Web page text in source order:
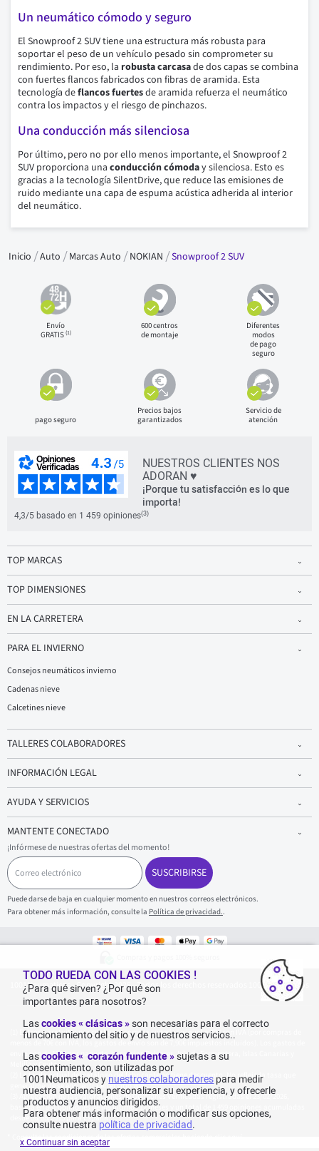
Un neumático cómodo y seguro
El Snowproof 2 SUV tiene una estructura más robusta para
soportar el peso de un vehículo pesado sin comprometer su
rendimiento. Por eso, la robusta carcasade dos capas se combina
con fuertes flancos fabricados con fibras de aramida. Esta
tecnología deflancos fuertesde aramida refuerza el neumático
contra los impactos y el riesgo de pinchazos.
Una conducción más silenciosa
Por último, pero no por ello menos importante, el Snowproof 2
SUV proporciona una conducción cómoday silenciosa. Esto es
gracias a la tecnología SilentDrive, que reduce las emisiones de
ruido mediante una capa de espuma acústica adherida al interior
del neumático.
Inicio Auto Marcas Auto NOKIAN Snowproof 2 SUV
Envío
GRATIS(1)
600 centros
de montaje
Diferentes
modos
de pago
seguro
pago seguro
Precios bajos
garantizados
Servicio de
atención
NUESTROS CLIENTES NOS
ADORAN ♥
¡Porque tu satisfacción es lo que
importa!
4,3/5 basado en 1 459 opiniones(3)
TOP MARCAS
TOP DIMENSIONES
EN LA CARRETERA
PARA EL INVIERNO
Consejos neumáticos invierno
Cadenas nieve
Calcetines nieve
TALLERES COLABORADORES
INFORMACIÓN LEGAL
AYUDA Y SERVICIOS
MANTENTE CONECTADO
¡Infórmese de nuestras ofertas del momento!
C
o
r
r
e
o
l
SUSCRIBIRSE
Puede darse de baja en cualquier momento en nuestros correos electrónicos.
Para obtener más información, consulte la Política de privacidad..
1001Neumaticos - Copyright 2025 - Todos los derechos reservados 1001Neumaticos
Entrega gratuita: por cualquier compra superior o igual a 70€ con IVA (por compras de
menos de 70€ con IVA, los gastos de envío son de 7,90€ impuestos incluidos). Los gastos de
envío son de 120€ por paquete, para Islas Baleares, Isla de Formentera, Islas Canarias y
Melilla y Ceuta.
La tarifa actual del catálogo del fabricante no tiene descuento. No refleja la tasa que
generalmente se encuentra en el sitio web.
Agregación de las valoraciones de Opiniones Verificadas registradas el 23/02/2026,
basada en 861 opiniones de los últimos 12 meses y un total de 1 459 opiniones acumuladas
desde 06/08/2015 para España.
* Consulte las condiciones de las ofertas comerciales haciendo
TODO RUEDA CON LAS COOKIES !
¿Para qué sirven? ¿Por qué son
importantes para nosotros?
Lascookies « clásicas »son necesarias para el correcto
funcionamiento del sitio y de nuestros servicios..
Lascookies « corazón fundente » sujetas a su
consentimiento, son utilizadas por
1001Neumaticos y nuestros colaboradores para medir
nuestra audiencia, personalizar su experiencia, y ofrecerle
productos y anuncios dirigidos.
Para obtener más información o modificar sus opciones,
consulte nuestra política de privacidad.
x Continuar sin aceptar